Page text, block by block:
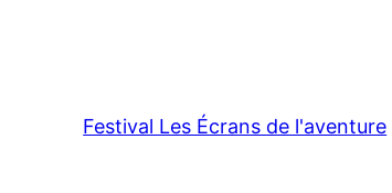
Festival Les Écrans de l'aventure